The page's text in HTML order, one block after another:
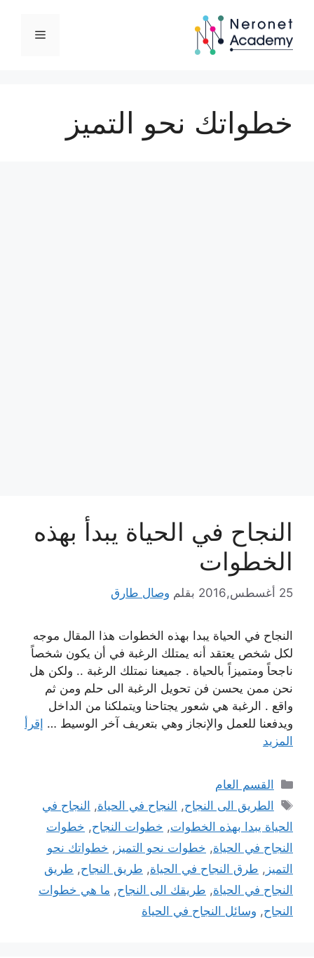
المحتوى
القائمة
خطواتك نحو التميز
النجاح في الحياة يبدأ بهذه
الخطوات
25 أغسطس,2016 بقلم وصال طارق
النجاح في الحياة يبدا بهذه الخطوات هذا المقال موجه
لكل شخص يعتقد أنه يمتلك الرغبة في أن يكون شخصاً
ناجحاً ومتميزاً بالحياة . جميعنا نمتلك الرغبة .. ولكن هل
نحن ممن يحسن فن تحويل الرغبة الى حلم ومن ثم
واقع . الرغبة هي شعور يجتاحنا ويتملكنا من الداخل
ويدفعنا للعمل والإنجاز وهي بتعريف آخر الوسيط … إقرأ
المزيد
التصنيفات
القسم العام
الوسوم
الطريق الى النجاح, النجاح في الحياة, النجاح في
الحياة يبدا بهذه الخطوات, خطوات النجاح, خطوات
النجاح في الحياة, خطوات نحو التميز , خطواتك نحو
التميز , طرق النجاح في الحياة, طريق النجاح, طريق
النجاح في الحياة, طريقك الى النجاح, ما هي خطوات
النجاح, وسائل النجاح في الحياة